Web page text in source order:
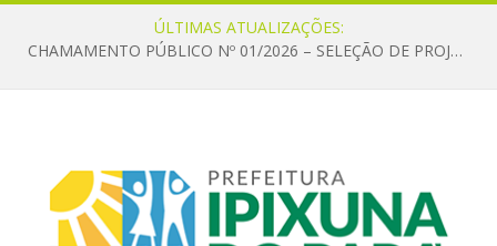
ÚLTIMAS ATUALIZAÇÕES:
CHAMAMENTO PÚBLICO Nº 01/2026 – SELEÇÃO DE PROJETOS PARA FIRMAR TERMO DE EXECUÇÃO CULTURAL COM RECURSOS DA POLÍTICA NACIONAL ALDIR BLANC DE FOMENTO À CULTURA – PNAB (LEI Nº 14.399/2022)